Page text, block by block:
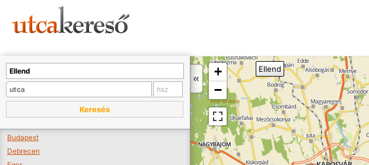
+
−
Ellend
Keresés
Budapest
Debrecen
A térképet kicsinyíteni kell, hogy látszódjanak a boltok.
Boltok látszódjanak >>